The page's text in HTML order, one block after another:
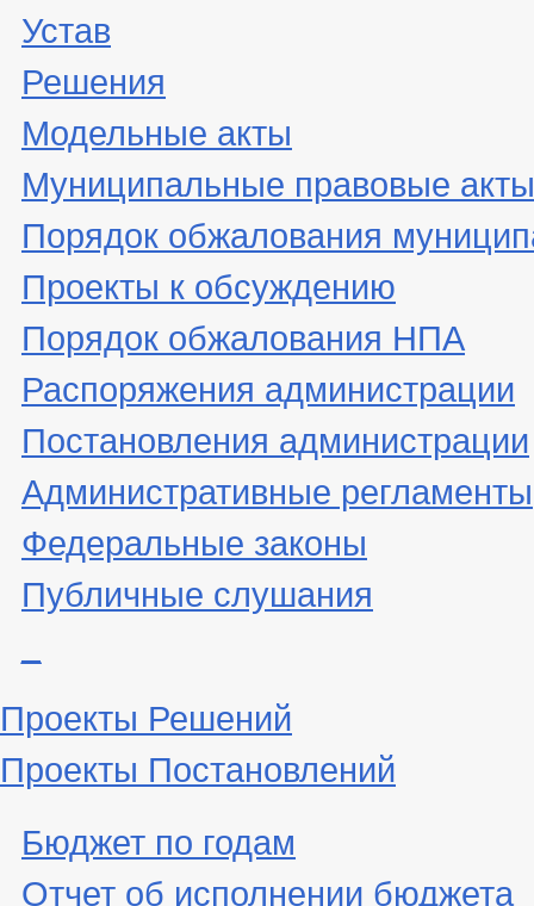
Устав
Решения
Модельные акты
Муниципальные правовые акты
Порядок обжалования
Проекты к обсуждению
Порядок обжалования НПА
Распоряжения администрации
Постановления администрации
Административные регламенты
Федеральные законы
Публичные слушания
Проекты Решений
Проекты Постановлений
Бюджет по годам
Отчет об исполнении бюджета